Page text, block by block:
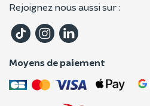
Rejoignez nous aussi sur :
Moyens de paiement